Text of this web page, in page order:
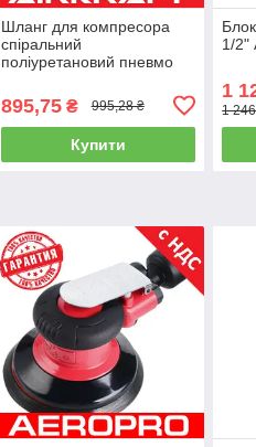
Шланг для компресора
спіральний
поліуретановий пневмо
AIRKRAFT. Made in Italy.
AHC48-J
895,75₴ 995,28 ₴
Купити
1/2"
1
1